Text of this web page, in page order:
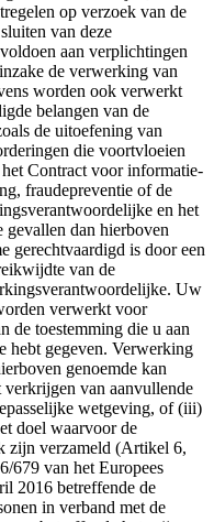
op verzoek van de
van deze
aan verplichtingen
de verwerking van
worden ook verwerkt
belangen van de
de uitoefening van
die voortvloeien
Contract voor informatie-
fraudepreventie of de
en het
gevallen dan hierboven
gerechtvaardigd is door een
van de
Uw
verwerkt voor
de toestemming die u aan
hebt gegeven. Verwerking
genoemde kan
verkrijgen van aanvullende
wetgeving, of (iii)
doel waarvoor de
zijn verzameld (Artikel 6,
679 van het Europees
2016 betreffende de
in verband met de